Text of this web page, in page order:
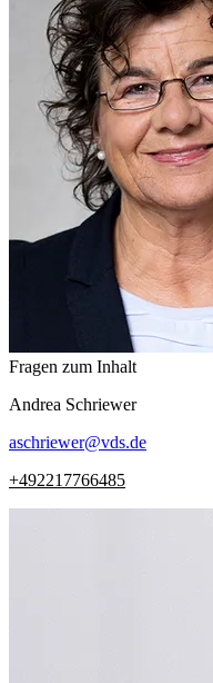
Fragen zum Inhalt
Andrea Schriewer
aschriewer@vds.de
+492217766485